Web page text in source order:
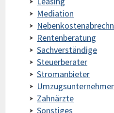
Mediation
Rentenberatung
Sachverständige
Steuerberater
Stromanbieter
Zahnärzte
Sonstiges